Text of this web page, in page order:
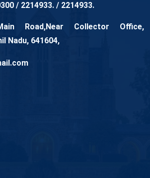
/ 2214933. / 2214933.
Road,Near Collector Office,
Nadu, 641604,